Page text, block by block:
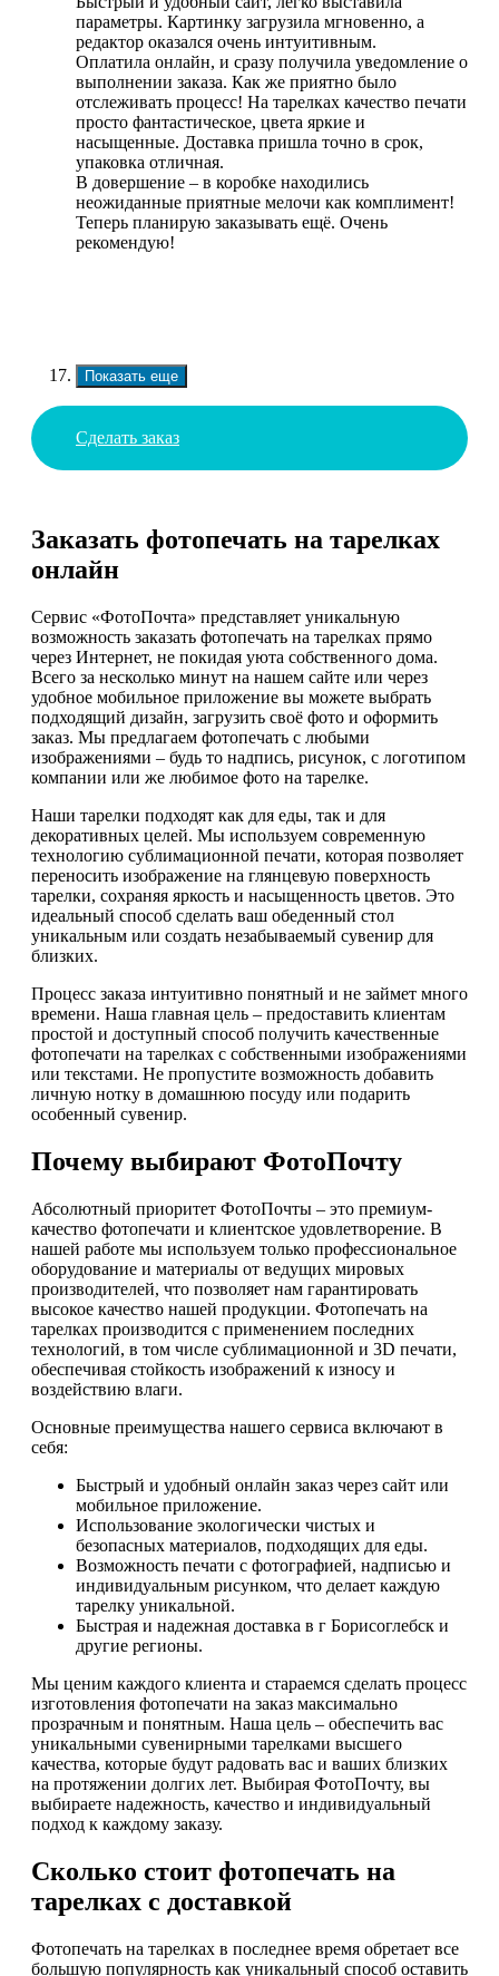
параметры. Картинку загрузила мгновенно, а
редактор оказался очень интуитивным.
Оплатила онлайн, и сразу получила уведомление о
выполнении заказа. Как же приятно было
отслеживать процесс! На тарелках качество печати
просто фантастическое, цвета яркие и
насыщенные. Доставка пришла точно в срок,
упаковка отличная.
В довершение – в коробке находились
неожиданные приятные мелочи как комплимент!
Теперь планирую заказывать ещё. Очень
рекомендую!
Показать еще
Сделать заказ
Заказать фотопечать на тарелках
онлайн
Сервис «ФотоПочта» представляет уникальную
возможность заказать фотопечать на тарелках прямо
через Интернет, не покидая уюта собственного дома.
Всего за несколько минут на нашем сайте или через
удобное мобильное приложение вы можете выбрать
подходящий дизайн, загрузить своё фото и оформить
заказ. Мы предлагаем фотопечать с любыми
изображениями – будь то надпись, рисунок, с логотипом
компании или же любимое фото на тарелке.
Наши тарелки подходят как для еды, так и для
декоративных целей. Мы используем современную
технологию сублимационной печати, которая позволяет
переносить изображение на глянцевую поверхность
тарелки, сохраняя яркость и насыщенность цветов. Это
идеальный способ сделать ваш обеденный стол
уникальным или создать незабываемый сувенир для
близких.
Процесс заказа интуитивно понятный и не займет много
времени. Наша главная цель – предоставить клиентам
простой и доступный способ получить качественные
фотопечати на тарелках с собственными изображениями
или текстами. Не пропустите возможность добавить
личную нотку в домашнюю посуду или подарить
особенный сувенир.
Почему выбирают ФотоПочту
Абсолютный приоритет ФотоПочты – это премиум-
качество фотопечати и клиентское удовлетворение. В
нашей работе мы используем только профессиональное
оборудование и материалы от ведущих мировых
производителей, что позволяет нам гарантировать
высокое качество нашей продукции. Фотопечать на
тарелках производится с применением последних
технологий, в том числе сублимационной и 3D печати,
обеспечивая стойкость изображений к износу и
воздействию влаги.
Основные преимущества нашего сервиса включают в
себя:
Быстрый и удобный онлайн заказ через сайт или
мобильное приложение.
Использование экологически чистых и
безопасных материалов, подходящих для еды.
Возможность печати с фотографией, надписью и
индивидуальным рисунком, что делает каждую
тарелку уникальной.
Быстрая и надежная доставка в г Борисоглебск и
другие регионы.
Мы ценим каждого клиента и стараемся сделать процесс
изготовления фотопечати на заказ максимально
прозрачным и понятным. Наша цель – обеспечить вас
уникальными сувенирными тарелками высшего
качества, которые будут радовать вас и ваших близких
на протяжении долгих лет. Выбирая ФотоПочту, вы
выбираете надежность, качество и индивидуальный
подход к каждому заказу.
Сколько стоит фотопечать на
тарелках с доставкой
Фотопечать на тарелках в последнее время обретает все
большую популярность как уникальный способ оставить